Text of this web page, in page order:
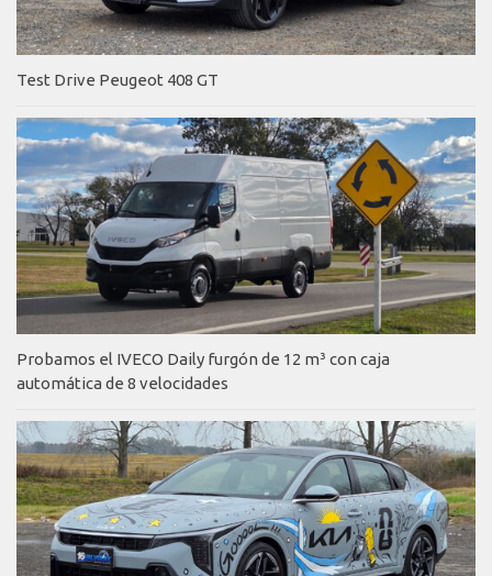
Test Drive Peugeot 408 GT
Probamos el IVECO Daily furgón de 12 m³ con caja
automática de 8 velocidades